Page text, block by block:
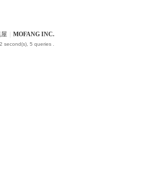
MOFANG INC.
second(s), 5 queries .